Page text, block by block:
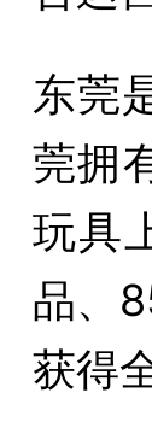
东莞
莞拥
玩具
品、
获得